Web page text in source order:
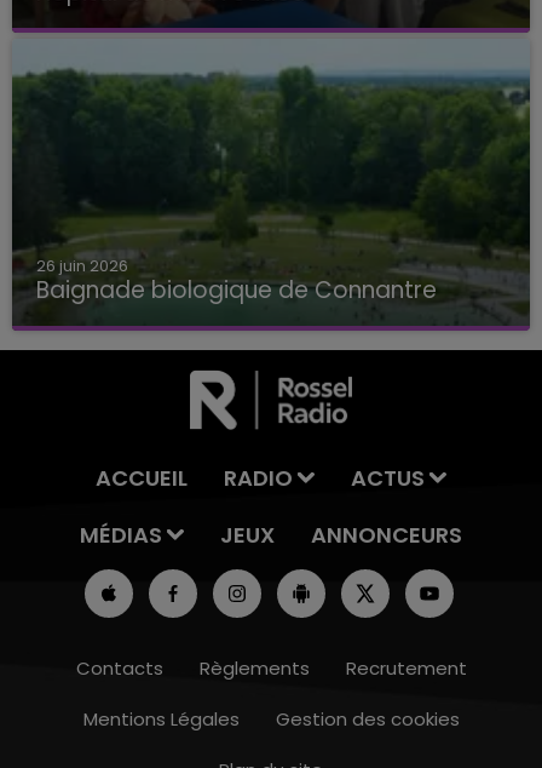
Hôpital de mon Toudou
26 juin 2026
Baignade biologique de Connantre
Baignade biologique de Connantre
ACCUEIL RADIO
ACTUS
MÉDIAS
JEUX ANNONCEURS
Contacts Règlements
Recrutement
Mentions Légales
Gestion des cookies